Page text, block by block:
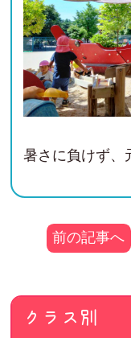
暑さに負けず、
前の記事へ
クラス別